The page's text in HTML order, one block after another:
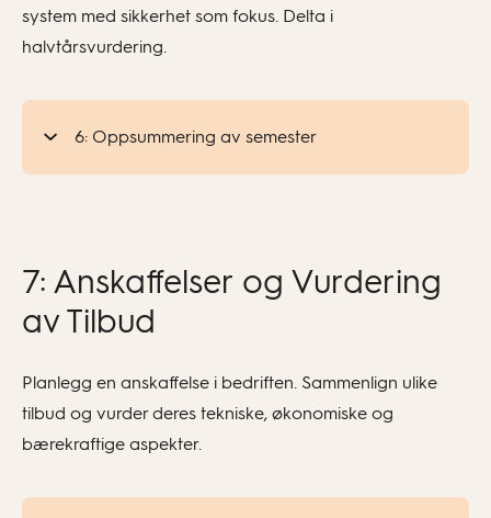
system med sikkerhet som fokus. Delta i
halvtårsvurdering.
6: Oppsummering av semester
7: Anskaffelser og Vurdering
av Tilbud
Planlegg en anskaffelse i bedriften. Sammenlign ulike
tilbud og vurder deres tekniske, økonomiske og
bærekraftige aspekter.